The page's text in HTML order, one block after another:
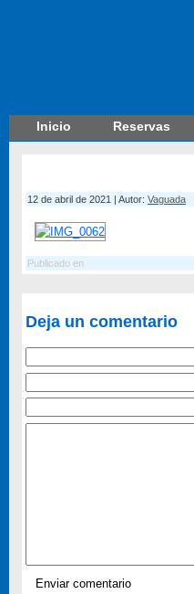
Inicio Reservas
12 de abril de 2021 | Autor: Vaguada
Publicado en
Deja un comentario